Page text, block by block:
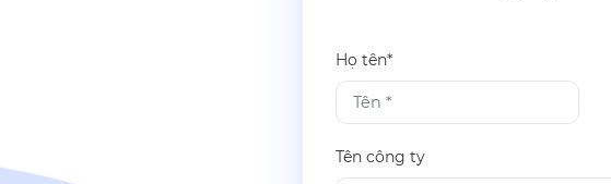
Họ tên*
Tên công ty